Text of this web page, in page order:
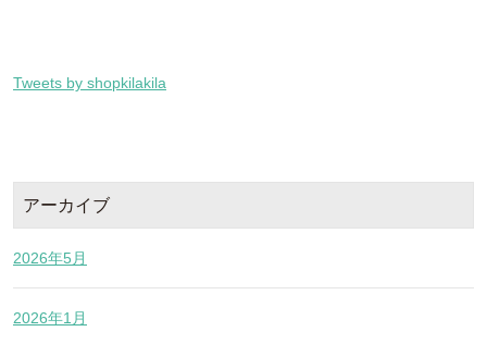
Tweets by shopkilakila
アーカイブ
2026年5月
2026年1月